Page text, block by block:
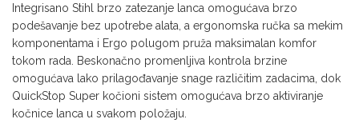
Integrisano Stihl brzo zatezanje lanca omogućava brzo
podešavanje bez upotrebe alata, a ergonomska ručka sa mekim
komponentama i Ergo polugom pruža maksimalan komfor
tokom rada. Beskonačno promenljiva kontrola brzine
omogućava lako prilagođavanje snage različitim zadacima, dok
QuickStop Super kočioni sistem omogućava brzo aktiviranje
kočnice lanca u svakom položaju.